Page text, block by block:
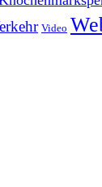
Video